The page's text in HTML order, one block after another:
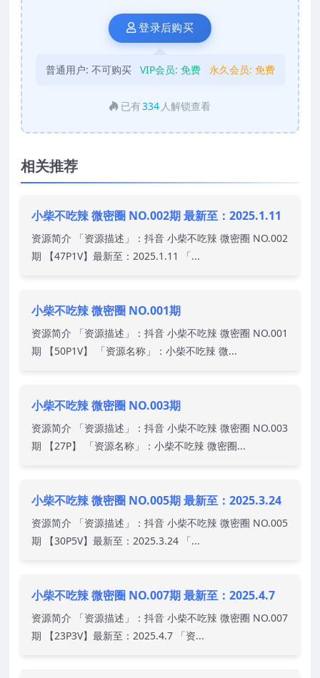
登录后购买
普通用户: 不可购买 VIP会员: 免费 永久会员: 免费
已有334 人解锁查看
相关推荐
小柴不吃辣 微密圈 NO.002期 最新至：2025.1.11
资源简介 「资源描述」：抖音 小柴不吃辣 微密圈 NO.002
期 【47P1V】最新至：2025.1.11 「...
小柴不吃辣 微密圈 NO.001期
资源简介 「资源描述」：抖音 小柴不吃辣 微密圈 NO.001
期 【50P1V】 「资源名称」：小柴不吃辣 微...
小柴不吃辣 微密圈 NO.003期
资源简介 「资源描述」：抖音 小柴不吃辣 微密圈 NO.003
期 【27P】 「资源名称」：小柴不吃辣 微密圈...
小柴不吃辣 微密圈 NO.005期 最新至：2025.3.24
资源简介 「资源描述」：抖音 小柴不吃辣 微密圈 NO.005
期 【30P5V】最新至：2025.3.24 「...
小柴不吃辣 微密圈 NO.007期 最新至：2025.4.7
资源简介 「资源描述」：抖音 小柴不吃辣 微密圈 NO.007
期 【23P3V】最新至：2025.4.7 「资...